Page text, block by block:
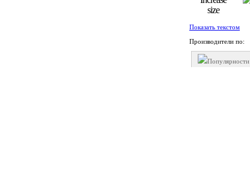
Показать текстом
Производители по:
Популярности